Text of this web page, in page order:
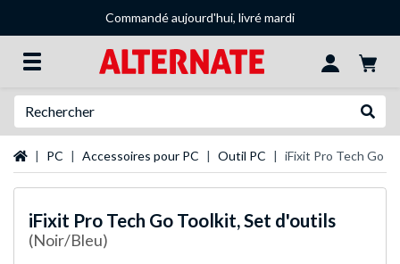
Commandé aujourd'hui, livré mardi
Page d'accueil
PC Accessoires pour PC Outil PC iFixit Pro Tech Go
iFixit Pro Tech Go Toolkit, Set d'outils
(Noir/Bleu)